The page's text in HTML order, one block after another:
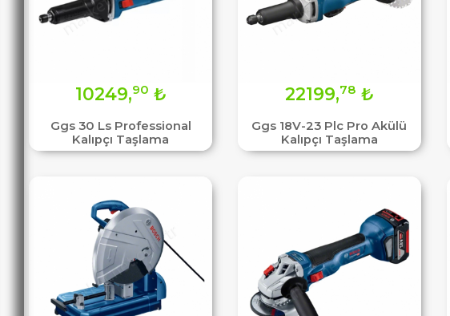
Ggs 30 Ls Professional
Kalıpçı Taşlama
10249,90 ₺
Ggs 18V-23 Plc Pro Akülü
Kalıpçı Taşlama
22199,78 ₺